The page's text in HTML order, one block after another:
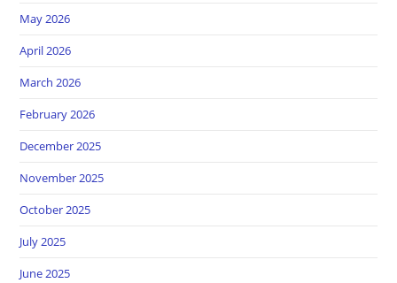
May 2026
April 2026
March 2026
February 2026
December 2025
November 2025
October 2025
July 2025
June 2025